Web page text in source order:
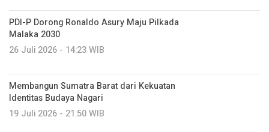
PDI-P Dorong Ronaldo Asury Maju Pilkada
Malaka 2030
26 Juli 2026 - 14:23 WIB
Membangun Sumatra Barat dari Kekuatan
Identitas Budaya Nagari
19 Juli 2026 - 21:50 WIB